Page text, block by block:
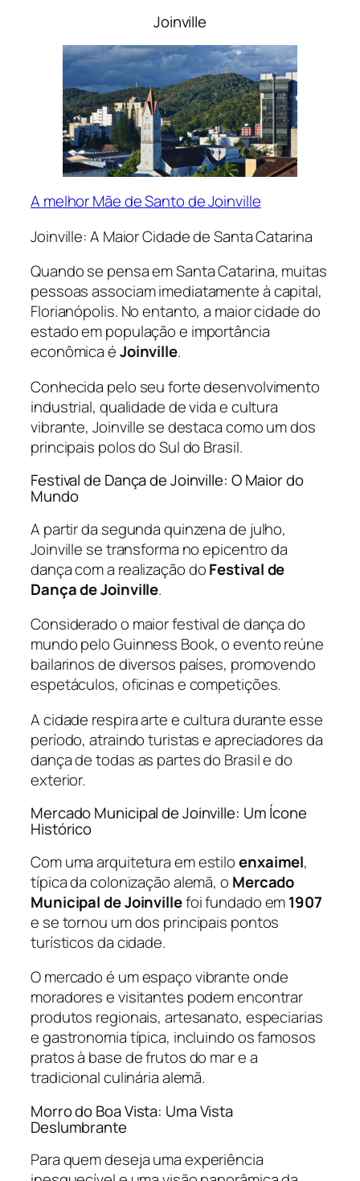
Joinville
A melhor Mãe de Santo de Joinville
Joinville: A Maior Cidade de Santa Catarina
Quando se pensa em Santa Catarina, muitas
pessoas associam imediatamente à capital,
Florianópolis. No entanto, a maior cidade do
estado em população e importância
econômica éJoinville.
Conhecida pelo seu forte desenvolvimento
industrial, qualidade de vida e cultura
vibrante, Joinville se destaca como um dos
principais polos do Sul do Brasil.
Festival de Dança de Joinville: O Maior do
Mundo
A partir da segunda quinzena de julho,
Joinville se transforma no epicentro da
dança com a realização doFestival de
Dança de Joinville.
Considerado o maior festival de dança do
mundo pelo Guinness Book, o evento reúne
bailarinos de diversos países, promovendo
espetáculos, oficinas e competições.
A cidade respira arte e cultura durante esse
período, atraindo turistas e apreciadores da
dança de todas as partes do Brasil e do
exterior.
Mercado Municipal de Joinville: Um Ícone
Histórico
Com uma arquitetura em estiloenxaimel,
típica da colonização alemã, o Mercado
Municipal de Joinvillefoi fundado em1907
e se tornou um dos principais pontos
turísticos da cidade.
O mercado é um espaço vibrante onde
moradores e visitantes podem encontrar
produtos regionais, artesanato, especiarias
e gastronomia típica, incluindo os famosos
pratos à base de frutos do mar e a
tradicional culinária alemã.
Morro do Boa Vista: Uma Vista
Deslumbrante
Para quem deseja uma experiência